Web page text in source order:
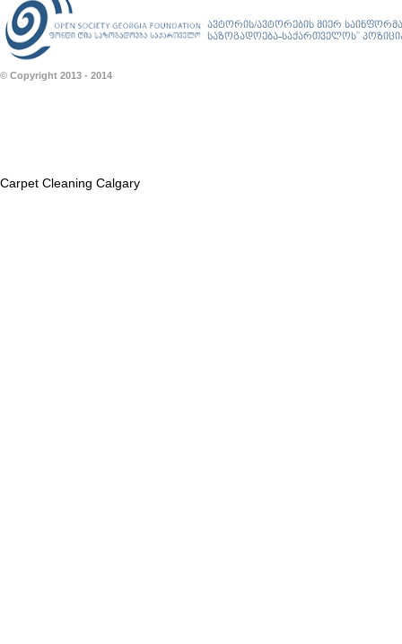
ავტორის/ავტორების მიერ
საზოგადოება-საქართველოს”
© Copyright 2013 - 2014
Carpet Cleaning Calgary